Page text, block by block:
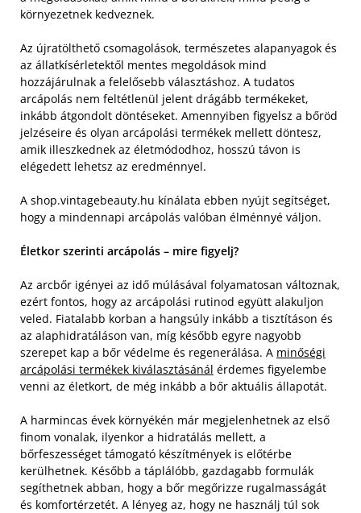
környezetnek kedveznek.
Az újratölthető csomagolások, természetes alapanyagok és
az állatkísérletektől mentes megoldások mind
hozzájárulnak a felelősebb választáshoz. A tudatos
arcápolás nem feltétlenül jelent drágább termékeket,
inkább átgondolt döntéseket. Amennyiben figyelsz a bőröd
jelzéseire és olyan arcápolási termékek mellett döntesz,
amik illeszkednek az életmódodhoz, hosszú távon is
elégedett lehetsz az eredménnyel.
A shop.vintagebeauty.hu kínálata ebben nyújt segítséget,
hogy a mindennapi arcápolás valóban élménnyé váljon.
Életkor szerinti arcápolás – mire figyelj?
Az arcbőr igényei az idő múlásával folyamatosan változnak,
ezért fontos, hogy az arcápolási rutinod együtt alakuljon
veled. Fiatalabb korban a hangsúly inkább a tisztításon és
az alaphidratáláson van, míg később egyre nagyobb
szerepet kap a bőr védelme és regenerálása. A minőségi
arcápolási termékek kiválasztásánál érdemes figyelembe
venni az életkort, de még inkább a bőr aktuális állapotát.
A harmincas évek környékén már megjelenhetnek az első
finom vonalak, ilyenkor a hidratálás mellett, a
bőrfeszességet támogató készítmények is előtérbe
kerülhetnek. Később a táplálóbb, gazdagabb formulák
segíthetnek abban, hogy a bőr megőrizze rugalmasságát
és komfortérzetét. A lényeg az, hogy ne használj túl sok